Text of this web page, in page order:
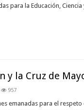
para la Educación,
y la Cruz de
957
emanadas para el